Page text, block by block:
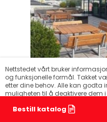
Arendonk,
Bestill katalog
Nettstedet vårt bruker
og funksjonelle formål. Takket
etter dine behov. Alle kan godta
muligheten til å deaktivere dem i
informasjonskapsler . Vår